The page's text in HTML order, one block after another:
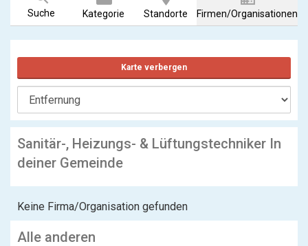
Suche Kategorie Standorte Firmen/Organisationen
Karte verbergen
Sanitär-, Heizungs- & Lüftungstechniker In
deiner Gemeinde
Keine Firma/Organisation gefunden
Alle anderen